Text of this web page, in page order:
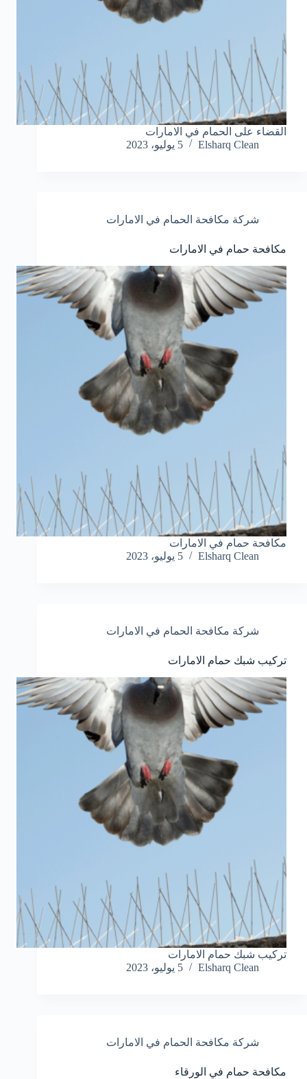
القضاء على الحمام في الامارات
Elsharq Clean
5 يوليو، 2023
شركة مكافحة الحمام في الامارات
مكافحة حمام في الامارات
مكافحة حمام في الامارات
Elsharq Clean
5 يوليو، 2023
شركة مكافحة الحمام في الامارات
تركيب شبك حمام الامارات
تركيب شبك حمام الامارات
Elsharq Clean
5 يوليو، 2023
شركة مكافحة الحمام في الامارات
مكافحة حمام في الورقاء